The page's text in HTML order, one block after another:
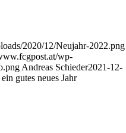
2020/12/Neujahr-2022.png
wp-
Andreas Schieder2021-12-
gutes neues Jahr